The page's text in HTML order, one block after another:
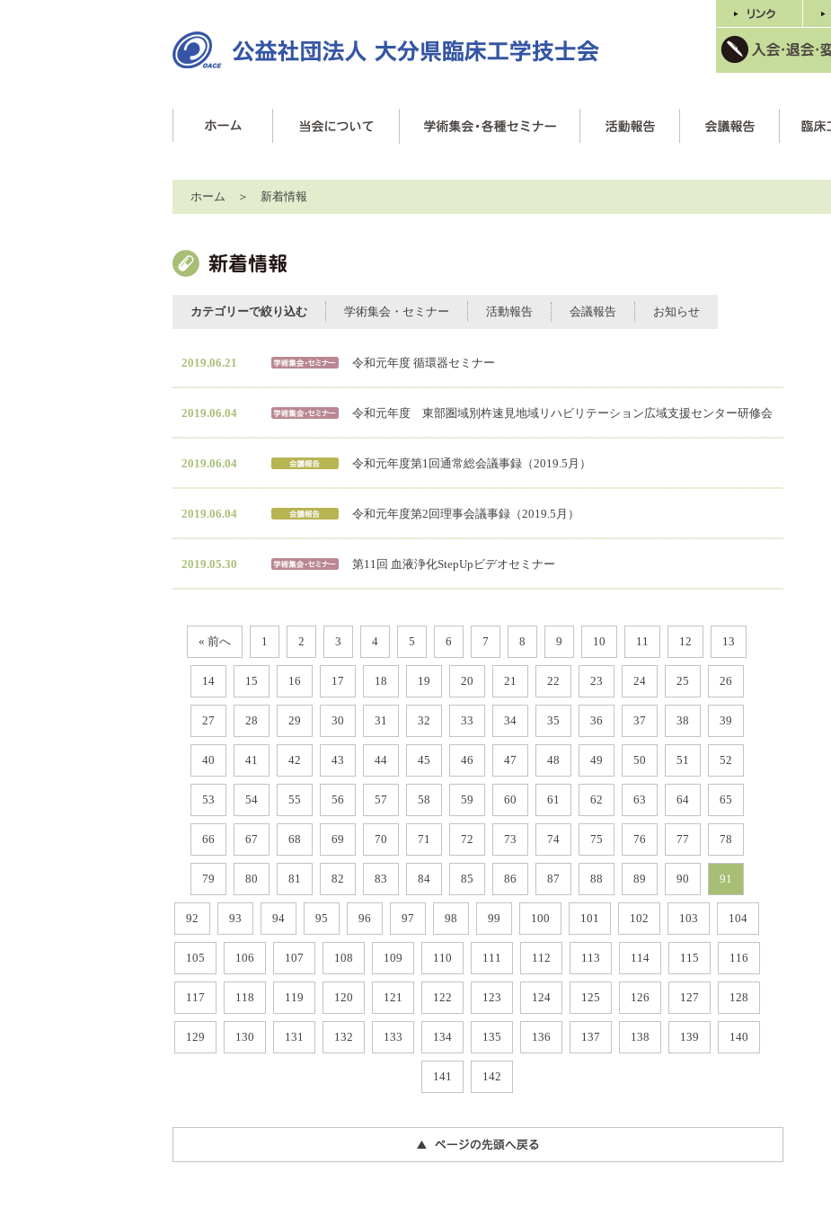
ホーム ＞ 新着情報
カテゴリーで絞り込む 学術集会・セミナー 活動報告 会議報告 お知らせ
2019.06.21 令和元年度 循環器セミナー
2019.06.04 令和元年度 東部圏域別杵速見地域リハビリテーション広域支援センター研修会
2019.06.04 令和元年度第1回通常総会議事録（2019.5月）
2019.06.04 令和元年度第2回理事会議事録（2019.5月）
2019.05.30 第11回 血液浄化StepUpビデオセミナー
« 前へ 1 2 3 4 5 6 7 8 9 10 11 12 13
14 15 16 17 18 19 20 21 22 23 24 25 26
27 28 29 30 31 32 33 34 35 36 37 38 39
40 41 42 43 44 45 46 47 48 49 50 51 52
53 54 55 56 57 58 59 60 61 62 63 64 65
66 67 68 69 70 71 72 73 74 75 76 77 78
79 80 81 82 83 84 85 86 87 88 89 90 91
92 93 94 95 96 97 98 99 100 101 102 103 104
105 106 107 108 109 110 111 112 113 114 115 116
117 118 119 120 121 122 123 124 125 126 127 128
129 130 131 132 133 134 135 136 137 138 139 140
141 142